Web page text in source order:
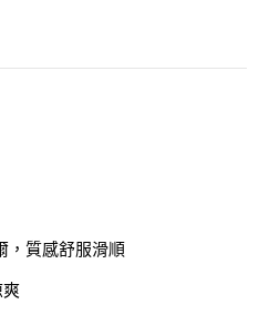
，質感舒服滑順
爽